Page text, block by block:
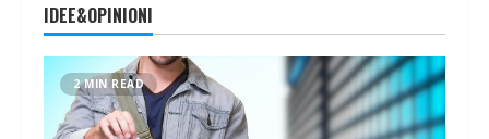
IDEE&OPINIONI
2 MIN READ